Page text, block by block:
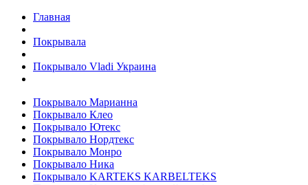
Главная
Покрывала
Покрывало Vladi Украина
Покрывало Марианна
Покрывало Клео
Покрывало Ютекс
Покрывало Нордтекс
Покрывало Монро
Покрывало Ника
Покрывало KARTEKS KARBELTEKS